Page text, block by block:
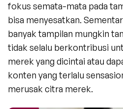
fokus semata-mata pada
bisa menyesatkan.
banyak tampilan mungkin
tidak selalu berkontribusi
merek yang dicintai atau
konten yang terlalu
merusak citra merek.